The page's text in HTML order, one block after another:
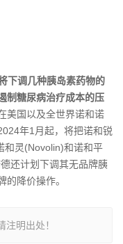
下调几种胰岛素药物的
制糖尿病治疗成本的压
美国以及全世界诺和诺
年1月起，将把诺和锐
和灵(Novolin)和诺和平
还计划下调其无品牌胰
降价操作。
明出处！